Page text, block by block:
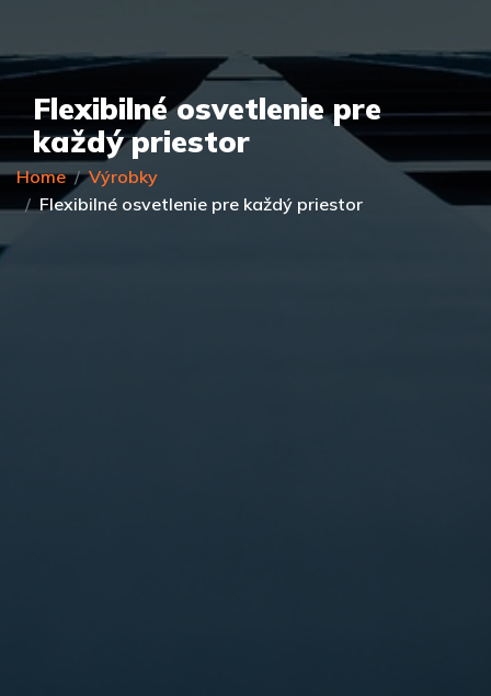
Flexibilné osvetlenie pre
každý priestor
Home
Výrobky
Flexibilné osvetlenie pre každý priestor